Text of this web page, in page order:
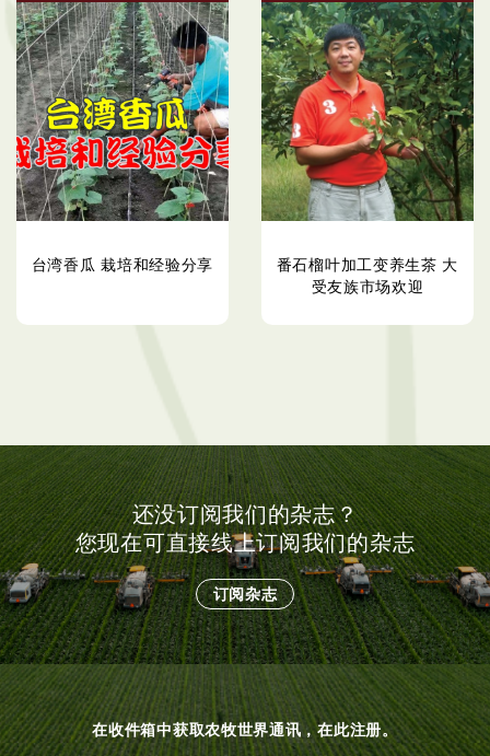
台湾香瓜 栽培和经验分享
番石榴叶加工变养生茶 大
受友族市场欢迎
还没订阅我们的杂志？
您现在可直接线上订阅我们的杂志
订阅杂志
在收件箱中获取农牧世界通讯，在此注册。